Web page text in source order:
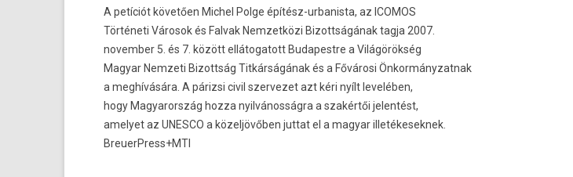
A petíciót követően Michel Polge építész-urbanista, az ICOMOS
Történeti Városok és Falvak Nemzetközi Bizottságának tagja 2007.
november 5. és 7. között ellátogatott Budapestre a Világörökség
Magyar Nemzeti Bizottság Titkárságának és a Fővárosi Önkormányzatnak
a meghívására. A párizsi civil szervezet azt kéri nyílt levelében,
hogy Magyarország hozza nyilvánosságra a szakértői jelentést,
amelyet az UNESCO a közeljövőben juttat el a magyar illetékeseknek.
BreuerPress+MTI